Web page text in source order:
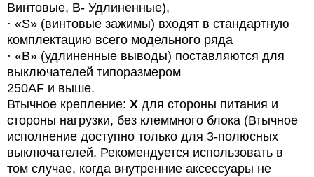
Винтовые, B- Удлиненные),
· «S» (винтовые зажимы) входят в стандартную
комплектацию всего модельного ряда
· «B» (удлиненные выводы) поставляются для
выключателей типоразмером
250AF и выше.
Втычное крепление: X для стороны питания и
стороны нагрузки, без клеммного блока (Втычное
исполнение доступно только для 3-полюсных
выключателей. Рекомендуется использовать в
том случае, когда внутренние аксессуары не